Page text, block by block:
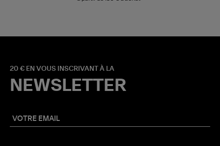
20 € EN VOUS INSCRIVANT À LA
NEWSLETTER